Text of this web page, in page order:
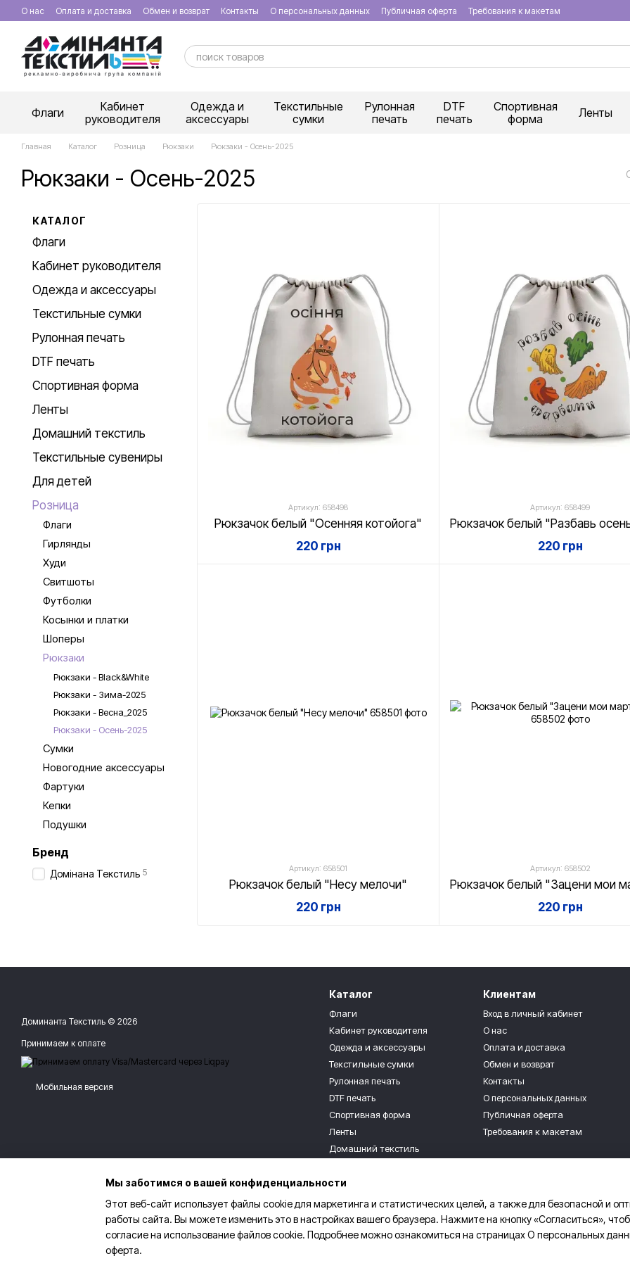
Перейти к основному контенту
О нас Оплата и доставка Обмен и возврат Контакты О персональных данных Публичная оферта Требования к макетам
Флаги
Кабинет
руководителя
Одежда и
аксессуары
Текстильные
сумки
Рулонная
печать
DTF
печать
Спортивная
форма
Ленты
Главная Каталог Розница Рюкзаки Рюкзаки - Осень-2025
Рюкзаки - Осень-2025
Артикул: 658498
Рюкзачок белый "Осенняя котойога"
220 грн
Артикул: 658499
220 грн
Артикул: 658501
Рюкзачок белый "Несу мелочи"
220 грн
Артикул: 658502
220 грн
КАТАЛОГ
Флаги
Кабинет руководителя
Одежда и аксессуары
Текстильные сумки
Рулонная печать
DTF печать
Спортивная форма
Ленты
Домашний текстиль
Текстильные сувениры
Для детей
Розница
Флаги
Гирлянды
Худи
Свитшоты
Футболки
Косынки и платки
Шоперы
Рюкзаки
Рюкзаки - Black&White
Рюкзаки - Зима-2025
Рюкзаки - Весна_2025
Рюкзаки - Осень-2025
Сумки
Новогодние аксессуары
Фартуки
Кепки
Подушки
Бренд
Домінана Текстиль 5
Доминанта Текстиль © 2026
Принимаем к оплате
Мобильная версия
Каталог
Флаги
Кабинет руководителя
Одежда и аксессуары
Текстильные сумки
Рулонная печать
DTF печать
Спортивная форма
Ленты
Домашний текстиль
Для детей
Клиентам
Вход в личный кабинет
О нас
Оплата и доставка
Обмен и возврат
Контакты
О персональных данных
Публичная оферта
Требования к макетам
Мы заботимся о вашей конфиденциальности
Этот веб-сайт использует файлы cookie для маркетинга и статистических целей, а также для безопасной и
работы сайта. Вы можете изменить это в настройках вашего браузера. Нажмите на кнопку «Согласиться»,
согласие на использование файлов cookie. Подробнее можно ознакомиться на страницахО персональных
оферта.